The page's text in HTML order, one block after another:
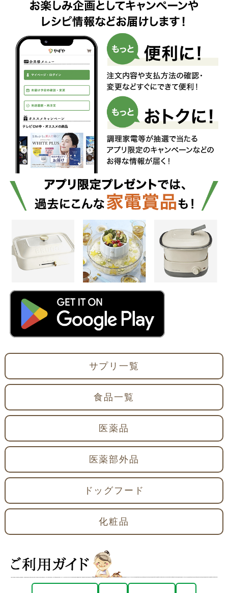
サプリ一覧
食品一覧
医薬品
医薬部外品
ドッグフード
化粧品